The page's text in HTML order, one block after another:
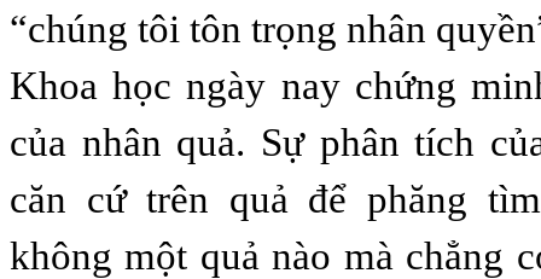
“chúng tôi tôn trọng nhân
Khoa học ngày nay chứng
của nhân quả. Sự phân tích
căn cứ trên quả để phăng
không một quả nào mà chẳng